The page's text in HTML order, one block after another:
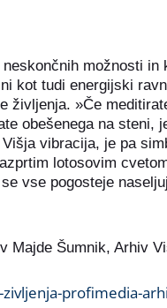
možnosti in
kot tudi energijski
življenja. »Če
obešenega na steni,
vibracija, je pa
lotosovim
vse pogosteje
Majde Šumnik, Arhiv
profimedia-